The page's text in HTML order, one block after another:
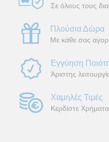
Σε όλους τους
Πλούσια Δώρα
Με κάθε σας
Εγγύηση
Άριστης
Χαμηλές Τιμές
Κερδίστε Χρήματα